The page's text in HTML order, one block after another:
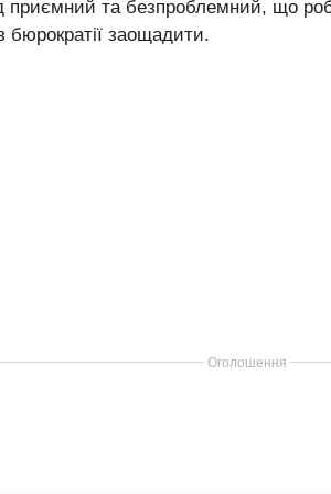
приємний та безпроблемний, що
заощадити.
Оголошення